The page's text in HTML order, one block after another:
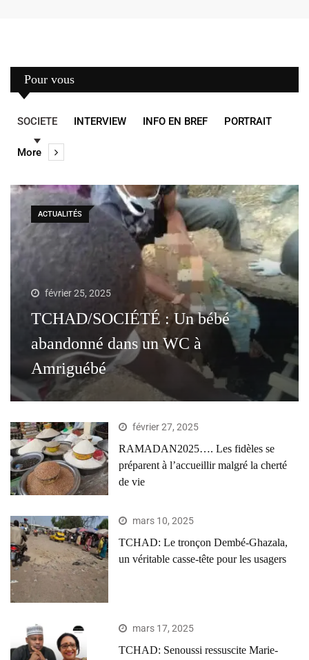
Pour vous
SOCIETE INTERVIEW INFO EN BREF PORTRAIT
More
ACTUALITÉS
février 25, 2025
TCHAD/SOCIÉTÉ : Un bébé
abandonné dans un WC à
Amriguébé
février 27, 2025
RAMADAN2025…. Les fidèles se
préparent à l’accueillir malgré la cherté
de vie
mars 10, 2025
TCHAD: Le tronçon Dembé-Ghazala,
un véritable casse-tête pour les usagers
mars 17, 2025
TCHAD: Senoussi ressuscite Marie-